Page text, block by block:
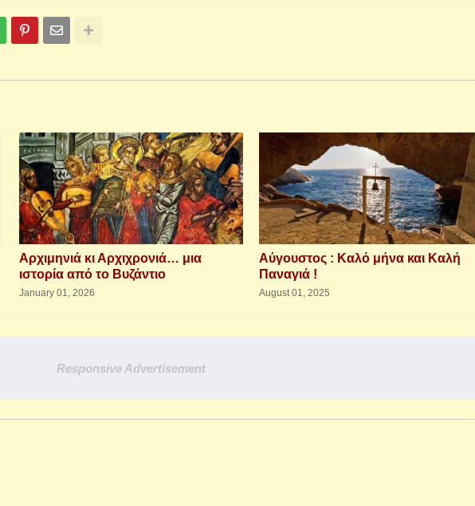
Αρχιμηνιά κι Αρχιχρονιά… μια
ιστορία από το Βυζάντιο
January 01, 2026
Αύγουστος : Καλό μήνα και Καλή
Παναγιά !
August 01, 2025
Responsive Advertisement